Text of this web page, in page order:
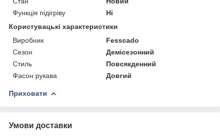
Функція підігріву
Ні
Користувацькi характеристики
Виробник
Fesscado
Сезон
Демісезонний
Стиль
Повсякденний
Фасон рукава
Довгий
Приховати
Умови доставки